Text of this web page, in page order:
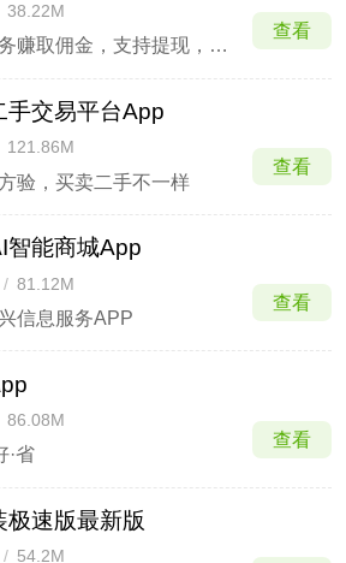
38.22M
完成任务赚取佣金，支持提现，提供多种赚钱方式
查看
手交易平台App
121.86M
验，买卖二手不一样
查看
智能商城App
/ 81.12M
信息服务APP
查看
86.08M
·省
查看
极速版最新版
/ 54.2M